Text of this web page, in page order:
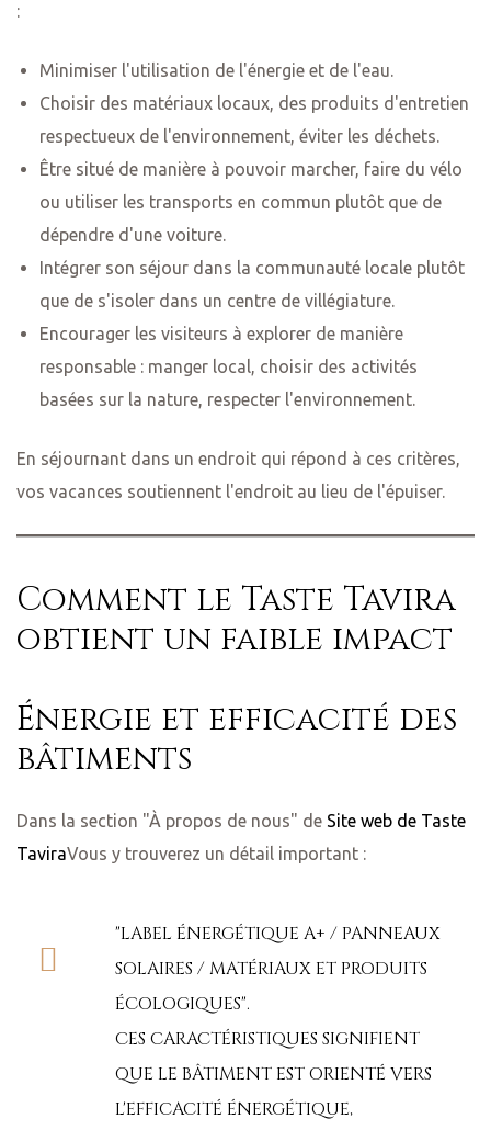
:
Minimiser l'utilisation de l'énergie et de l'eau.
Choisir des matériaux locaux, des produits d'entretien
respectueux de l'environnement, éviter les déchets.
Être situé de manière à pouvoir marcher, faire du vélo
ou utiliser les transports en commun plutôt que de
dépendre d'une voiture.
Intégrer son séjour dans la communauté locale plutôt
que de s'isoler dans un centre de villégiature.
Encourager les visiteurs à explorer de manière
responsable : manger local, choisir des activités
basées sur la nature, respecter l'environnement.
En séjournant dans un endroit qui répond à ces critères,
vos vacances soutiennent l'endroit au lieu de l'épuiser.
Comment le Taste Tavira
obtient un faible impact
Énergie et efficacité des
bâtiments
Dans la section "À propos de nous" de Site web de Taste
TaviraVous y trouverez un détail important :
"LABEL ÉNERGÉTIQUE A+ / PANNEAUX
SOLAIRES / MATÉRIAUX ET PRODUITS
ÉCOLOGIQUES".
CES CARACTÉRISTIQUES SIGNIFIENT
QUE LE BÂTIMENT EST ORIENTÉ VERS
L'EFFICACITÉ ÉNERGÉTIQUE,
dans